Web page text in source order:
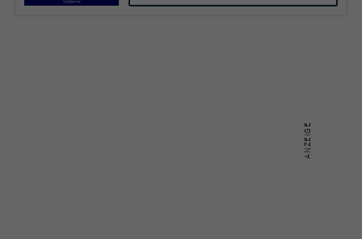
Sicherheitscode des Kontaktformulars zu